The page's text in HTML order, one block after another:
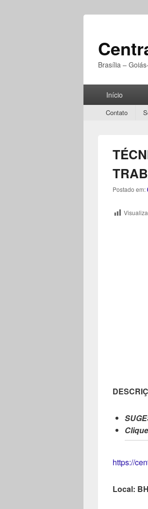
Brasília –
PrincipalInício
Secondary
Contato
Postado em:
https://
Local: BH